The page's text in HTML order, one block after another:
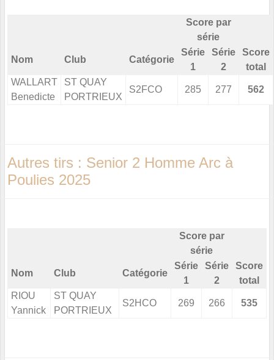
Score par
série
Nom Club Catégorie
Série
1
Série
2
Score
total
WALLART
Benedicte
ST QUAY
PORTRIEUX
S2FCO 285 277 562
Autres tirs : Senior 2 Homme Arc à
Poulies 2025
Score par
série
Nom Club Catégorie
Série
1
Série
2
Score
total
RIOU
Yannick
ST QUAY
PORTRIEUX
S2HCO 269 266 535